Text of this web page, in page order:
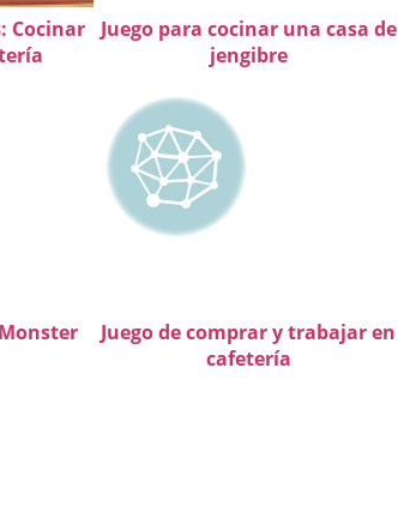
Cocinar
Juego para cocinar una casa de
jengibre
Juego de comprar y trabajar en
cafetería